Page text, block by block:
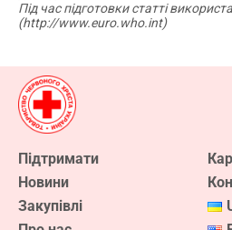
Під час підготовки статті
(http://www.euro.who.int)
Підтримати
Новини
Закупівлі